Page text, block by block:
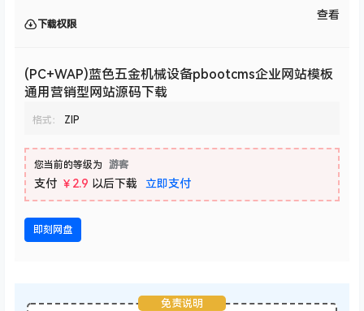
下载权限
查看
(PC+WAP)蓝色五金机械设备pbootcms企业网站模板
通用营销型网站源码下载
格式： ZIP
您当前的等级为 游客
支付 ￥2.9 以后下载 立即支付
即刻网盘
免责说明